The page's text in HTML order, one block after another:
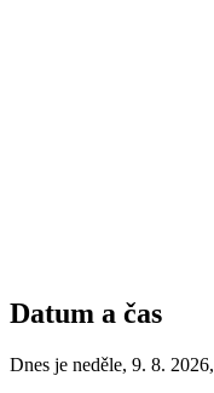
Datum a čas
Dnes je neděle, 9. 8. 2026,